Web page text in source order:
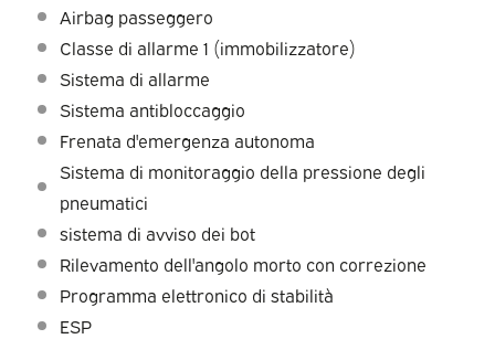
Airbag passeggero
Classe di allarme 1 (immobilizzatore)
Sistema di allarme
Sistema antibloccaggio
Frenata d'emergenza autonoma
Sistema di monitoraggio della pressione degli
pneumatici
sistema di avviso dei bot
Rilevamento dell'angolo morto con correzione
Programma elettronico di stabilità
ESP